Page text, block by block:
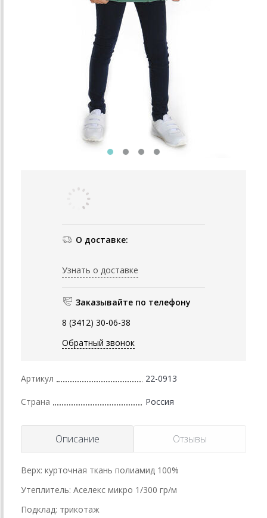
О доставке:
Узнать о доставке
Заказывайте по телефону
8 (3412) 30-06-38
Обратный звонок
Артикул 22-0913
Страна Россия
Описание Отзывы
Верх: курточная ткань полиамид 100%
Утеплитель: Аселекс микро 1/300 гр/м
Подклад: трикотаж